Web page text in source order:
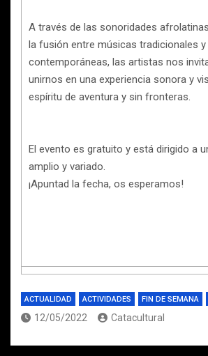
A través de las sonoridades
la fusión entre músicas tradicionales y
contemporáneas, las artistas nos
unirnos en una experiencia sonora y
espíritu de aventura y sin fronteras.
El evento es gratuito y está dirigido a
amplio y variado.
¡Apuntad la fecha, os esperamos!
ACTUALIDAD ACTIVIDADES FIN DE SEMANA
12/05/2022 Catacultural